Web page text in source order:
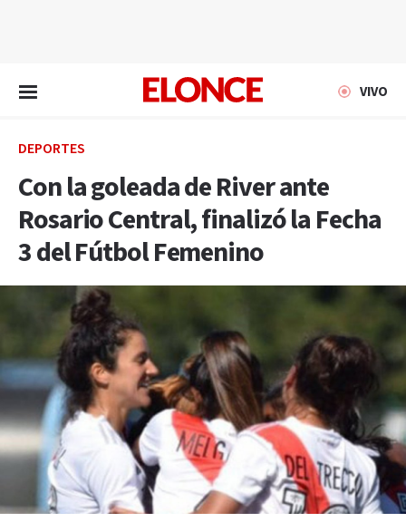
VIVO
DEPORTES
Con la goleada de River ante
Rosario Central, finalizó la Fecha
3 del Fútbol Femenino